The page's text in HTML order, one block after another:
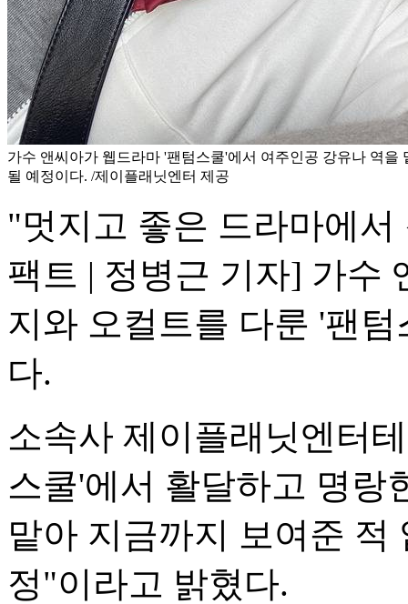
가수 앤씨아가 웹드라마 '팬텀스쿨'에서 여주인공 강유나 역을
될 예정이다. /제이플래닛엔터 제공
"멋지고 좋은 드라마에
팩트 | 정병근 기자] 가수
지와 오컬트를 다룬 '팬
다.
소속사 제이플래닛엔터
스쿨'에서 활달하고 명랑
맡아 지금까지 보여준 적
정"이라고 밝혔다.